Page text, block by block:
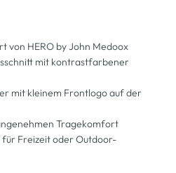
von HERO by John Medoox
mit kontrastfarbener
mit kleinem Frontlogo auf der
Tragekomfort
Freizeit oder Outdoor-